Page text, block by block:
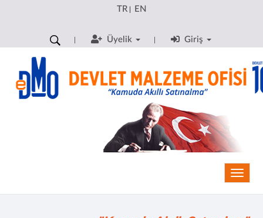
TR| EN
Üyelik Giriş